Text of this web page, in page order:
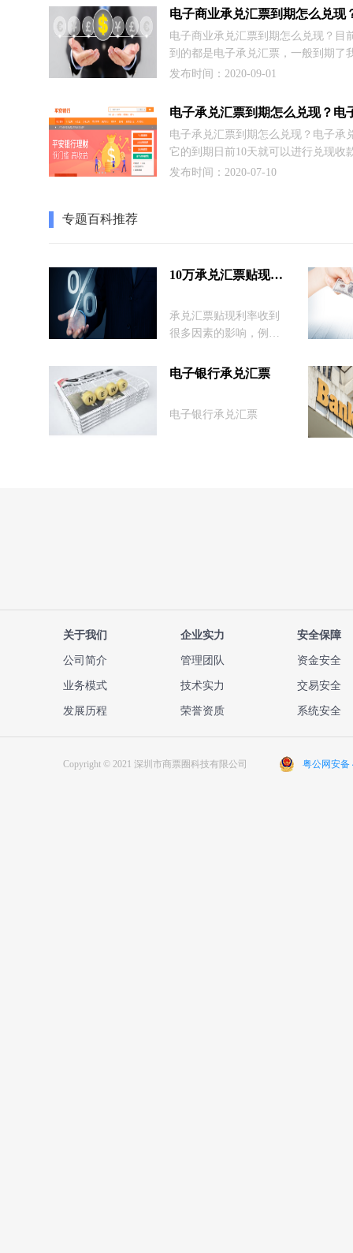
现的，就会闻到这个问题，因此，这
小编就汇集了其相关知识分享给大家
电子商业承兑汇票到期怎么兑现
电子商业承兑汇票到期怎么兑现？目
到的都是电子承兑汇票，一般到期了
以兑现成现金啦。不过有的客户还是
例分享电子商业承兑汇票到期怎么兑
发布时间：2020-09-01
电子承兑汇票到期怎么兑现？电子承
它的到期日前10天就可以进行兑现收
并且可以网上银行操作，所以会比较
发布时间：2020-07-10
专题百科推荐
10万承兑汇票贴现利率
承兑汇票贴现利率收到
很多因素的影响，例如
期日期、地区等，我们
则比较低。这里我们汇
电子银行承兑汇票
电子银行承兑汇票
关于我们
公司简介
业务模式
发展历程
企业实力
管理团队
技术实力
荣誉资质
安全保障
资金安全
交易安全
系统安全
Copyright © 2021 深圳市商票圈科技有限公司 粤公网安备